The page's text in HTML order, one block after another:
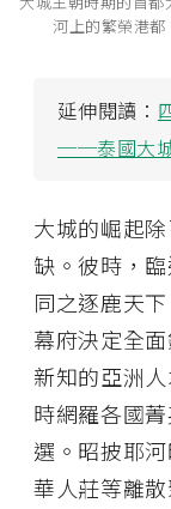
河上的繁榮港
延伸閱讀：
──泰國大
大城的崛起
缺。彼時，
同之逐鹿天
幕府決定全
新知的亞洲
時網羅各國
選。昭披耶
華人莊等離